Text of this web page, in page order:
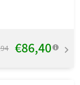
€86,40